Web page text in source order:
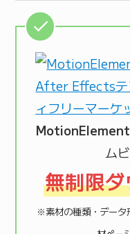
ム
無制限
※素材の種類・デー